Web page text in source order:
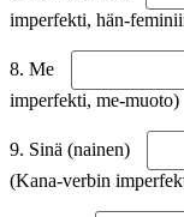
imperfekti, hän-
8. Me
imperfekti, me-muoto)
9. Sinä (nainen)
(Kana-verbin